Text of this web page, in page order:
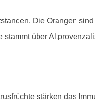
Die Orangen
über
stärken das